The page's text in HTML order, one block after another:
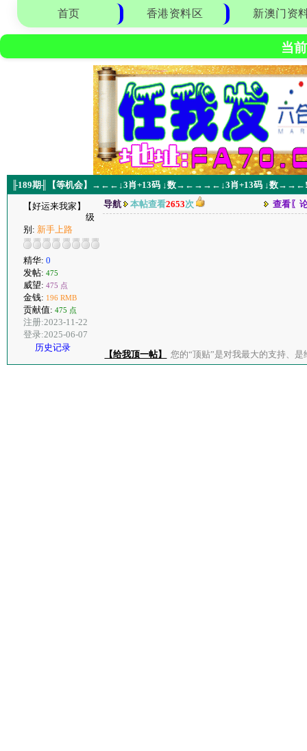
首页 香港资料区 新澳门资
当
╟189期╢【等机会】→←←↓3肖+13码 ↓数→←→→←↓3肖+13码 ↓数
【好运来我家】
级
别: 新手上路
精华: 0
发帖: 475
威望: 475 点
金钱: 196 RMB
贡献值: 475 点
注册:2023-11-22
登录:2025-06-07
历史记录
导航 本帖查看2653次 查看〖
【给我顶一帖】 您的“顶贴”是对我最大的支持、